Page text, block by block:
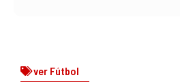
ver Fútbol